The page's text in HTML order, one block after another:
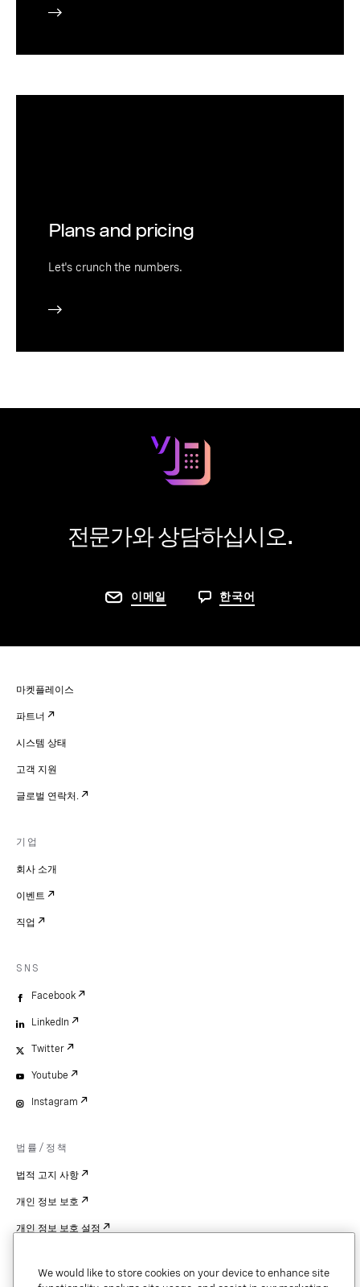
Plans and pricing
Let's crunch the numbers.
전문가와 상담하십시오.
이메일 한국어
마켓플레이스
파트너
시스템 상태
고객 지원
글로벌 연락처.
기업
회사 소개
이벤트
직업
SNS
Facebook
LinkedIn
Twitter
Youtube
Instagram
법률/정책
법적 고지 사항
개인 정보 보호
개인 정보 보호 설정
We would like to store cookies on your device to enhance site